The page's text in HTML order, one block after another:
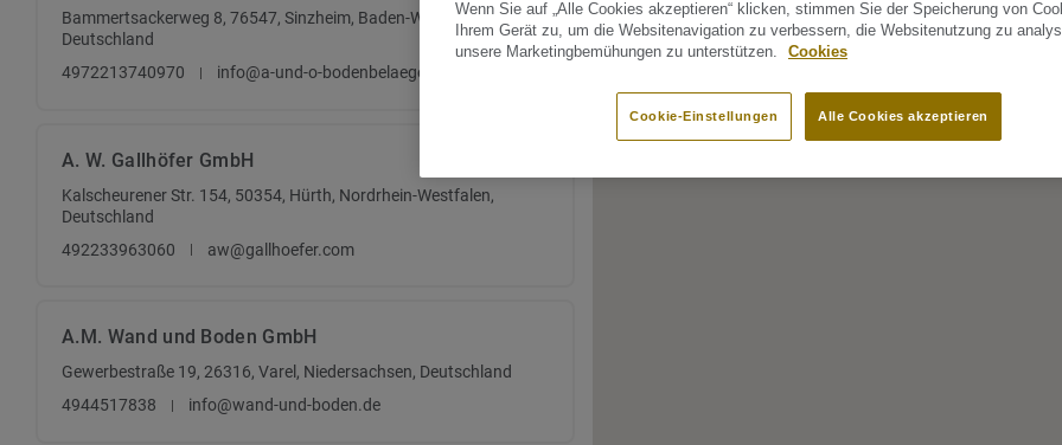
Bammertsackerweg 8, 76547, Sinzheim, Baden-Württemberg,
Deutschland
4972213740970
info@a-und-o-bodenbelaege.de
A. W. Gallhöfer GmbH
Kalscheurener Str. 154, 50354, Hürth, Nordrhein-Westfalen,
Deutschland
492233963060
aw@gallhoefer.com
A.M. Wand und Boden GmbH
Gewerbestraße 19, 26316, Varel, Niedersachsen, Deutschland
4944517838
info@wand-und-boden.de
Wenn Sie auf „Alle Cookies akzeptieren“ klicken, stimmen Sie der Speicherung von
Ihrem Gerät zu, um die Websitenavigation zu verbessern, die Websitenutzung zu
unsere Marketingbemühungen zu unterstützen.
Cookies
Alle Cookies akzeptieren
Cookie-Einstellungen